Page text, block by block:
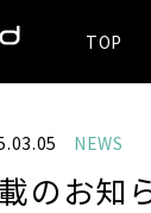
TOP
NEWS
のお知